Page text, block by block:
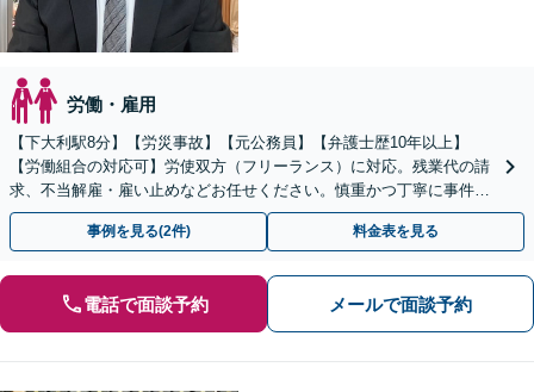
労働・雇用
【下大利駅8分】【労災事故】【元公務員】【弁護士歴10年以上】
【労働組合の対応可】労使双方（フリーランス）に対応。残業代の請
求、不当解雇・雇い止めなどお任せください。慎重かつ丁寧に事件解
決へと進めます。
事例を見る(2件) 料金表を見る
電話で面談予約 メールで面談予約